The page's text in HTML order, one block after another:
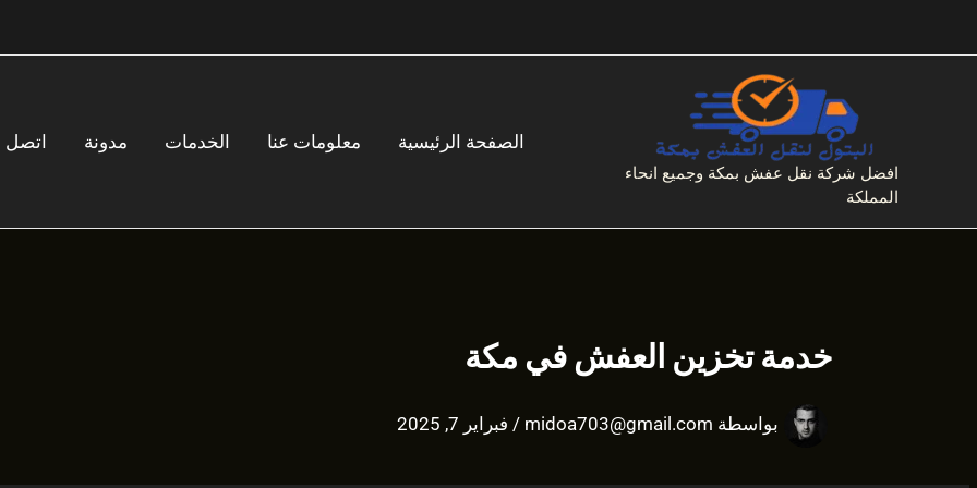
افضل شركة نقل عفش بمكة وجميع انحاء
المملكة
الصفحة الرئيسية معلومات عنا الخدمات مدونة اتصل
خدمة تخزين العفش في مكة
بواسطة midoa703@gmail.com
/ فبراير 7, 2025